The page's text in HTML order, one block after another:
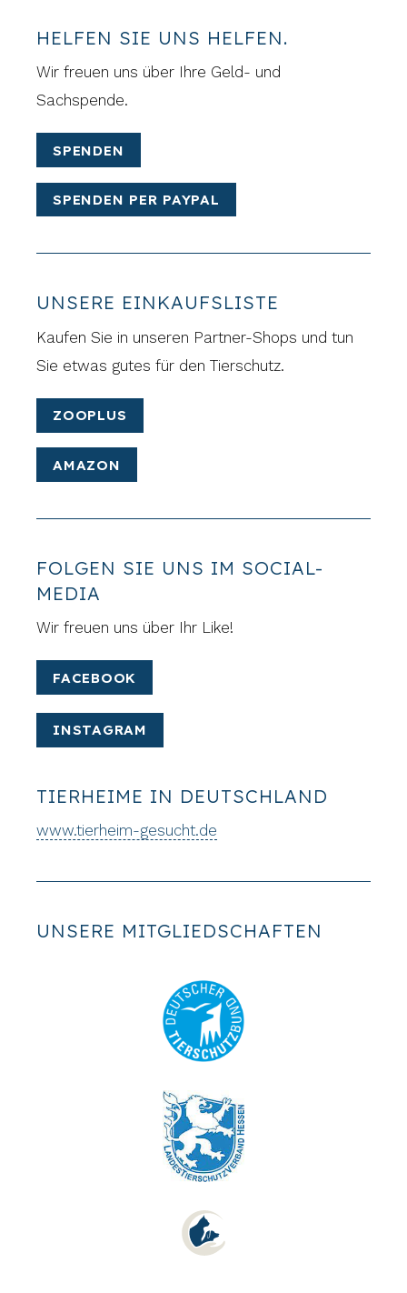
HELFEN SIE UNS HELFEN.
Wir freuen uns über Ihre Geld- und
Sachspende.
SPENDEN
SPENDEN PER PAYPAL
UNSERE EINKAUFSLISTE
Kaufen Sie in unseren Partner-Shops und tun
Sie etwas gutes für den Tierschutz.
ZOOPLUS
AMAZON
FOLGEN SIE UNS IM SOCIAL-
MEDIA
Wir freuen uns über Ihr Like!
FACEBOOK
INSTAGRAM
TIERHEIME IN DEUTSCHLAND
www.tierheim-gesucht.de
UNSERE MITGLIEDSCHAFTEN